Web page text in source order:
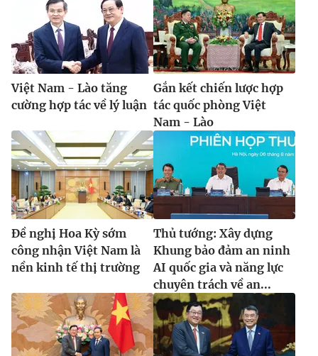
Việt Nam - Lào tăng
cường hợp tác về lý luận
Gắn kết chiến lược hợp
tác quốc phòng Việt
Nam - Lào
Đề nghị Hoa Kỳ sớm
công nhận Việt Nam là
nền kinh tế thị trường
Thủ tướng: Xây dựng
Khung bảo đảm an ninh
AI quốc gia và năng lực
chuyên trách về an...